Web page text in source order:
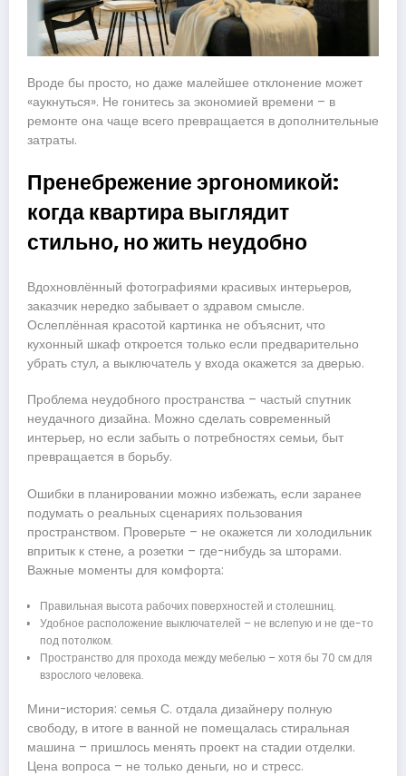
Вроде бы просто, но даже малейшее отклонение может
«аукнуться». Не гонитесь за экономией времени – в
ремонте она чаще всего превращается в дополнительные
затраты.
Пренебрежение эргономикой:
когда квартира выглядит
стильно, но жить неудобно
Вдохновлённый фотографиями красивых интерьеров,
заказчик нередко забывает о здравом смысле.
Ослеплённая красотой картинка не объяснит, что
кухонный шкаф откроется только если предварительно
убрать стул, а выключатель у входа окажется за дверью.
Проблема неудобного пространства – частый спутник
неудачного дизайна. Можно сделать современный
интерьер, но если забыть о потребностях семьи, быт
превращается в борьбу.
Ошибки в планировании можно избежать, если заранее
подумать о реальных сценариях пользования
пространством. Проверьте – не окажется ли холодильник
впритык к стене, а розетки – где-нибудь за шторами.
Важные моменты для комфорта:
Правильная высота рабочих поверхностей и столешниц.
Удобное расположение выключателей – не вслепую и не где-то
под потолком.
Пространство для прохода между мебелью – хотя бы 70 см для
взрослого человека.
Мини-история: семья С. отдала дизайнеру полную
свободу, в итоге в ванной не помещалась стиральная
машина – пришлось менять проект на стадии отделки.
Цена вопроса – не только деньги, но и стресс.